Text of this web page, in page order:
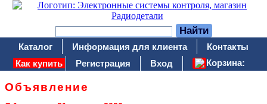
Каталог Информация для клиента
Контакты
Как купить
Регистрация Вход Корзина:
Объявление